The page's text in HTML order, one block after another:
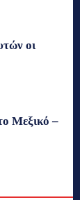
οι
Μεξικό –